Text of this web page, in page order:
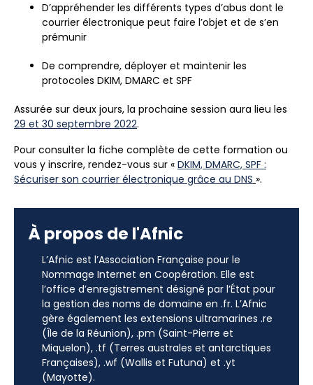
D’appréhender les différents types d’abus dont le
courrier électronique peut faire l’objet et de s’en
prémunir
De comprendre, déployer et maintenir les
protocoles DKIM, DMARC et SPF
Assurée sur deux jours, la prochaine session aura lieu les
29 et 30 septembre 2022.
Pour consulter la fiche complète de cette formation ou
vous y inscrire, rendez-vous sur « DKIM, DMARC, SPF :
Sécuriser son courrier électronique grâce au DNS ».
À propos de l'Afnic
L’Afnic est l’Association Française pour le
Nommage Internet en Coopération. Elle est
l’office d’enregistrement désigné par l’État pour
la gestion des noms de domaine en .fr. L’Afnic
gère également les extensions ultramarines .re
(Île de la Réunion), .pm (Saint-Pierre et
Miquelon), .tf (Terres australes et antarctiques
Françaises), .wf (Wallis et Futuna) et .yt
(Mayotte).